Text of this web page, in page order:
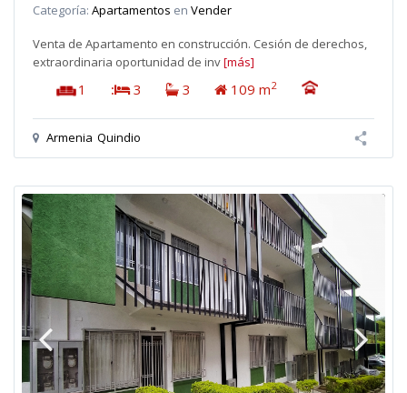
Categoría: Apartamentos en Vender
Venta de Apartamento en construcción. Cesión de derechos,
extraordinaria oportunidad de inv[más]
1 : 3 3 109 m2
Armenia Quindio